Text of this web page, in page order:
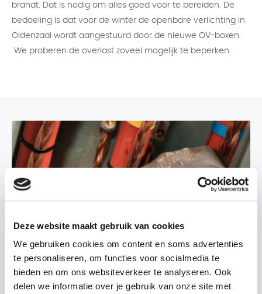
Deze website maakt gebruik van cookies
We gebruiken cookies om content en soms advertenties
te personaliseren, om functies voor socialmedia te
bieden en om ons websiteverkeer te analyseren. Ook
delen we informatie over je gebruik van onze site met
brandt. Dat is nodig om alles goed voor te bereiden. De
bedoeling is dat voor de winter de openbare verlichting in
Oldenzaal wordt aangestuurd door de nieuwe OV-boxen.
We proberen de overlast zoveel mogelijk te beperken.
Werkzaamheden